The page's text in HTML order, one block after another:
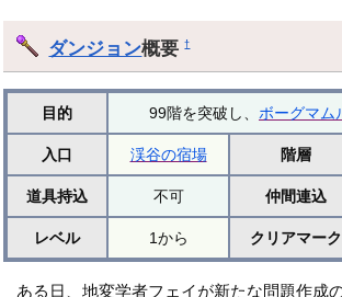
ダンジョン概要†
目的 99階を突破し、 ボーグマム
入口 渓谷の宿場 階層
道具持込 不可 仲間連込
レベル 1から クリアマーク
ある日、地変学者フェイが新たな問題作成